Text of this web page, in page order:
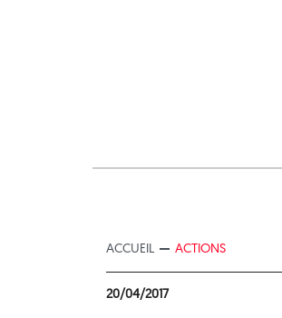
ACCUEIL ACTIONS
20/04/2017